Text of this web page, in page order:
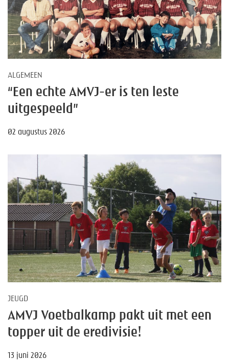
ALGEMEEN
“Een echte AMVJ-er is ten leste
uitgespeeld”
02 augustus 2026
JEUGD
AMVJ Voetbalkamp pakt uit met een
topper uit de eredivisie!
13 juni 2026